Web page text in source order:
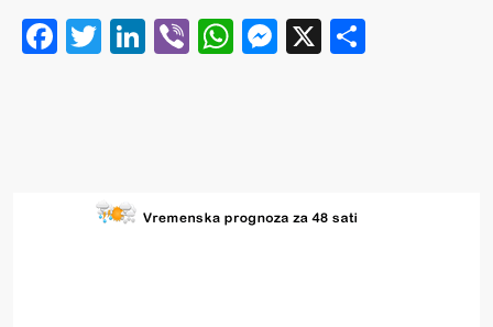
Facebook
Twitter
LinkedIn
ViberWhatsApp
Messenger
X